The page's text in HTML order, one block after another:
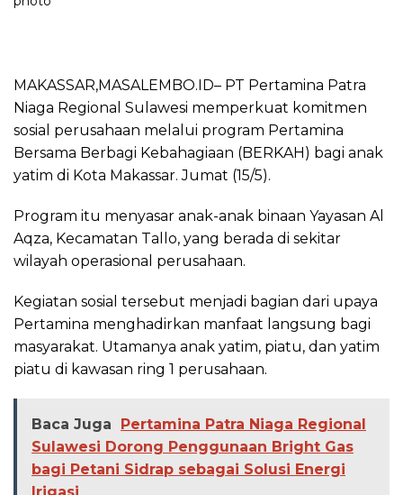
MAKASSAR,MASALEMBO.ID– PT Pertamina Patra
Niaga Regional Sulawesi memperkuat komitmen
sosial perusahaan melalui program Pertamina
Bersama Berbagi Kebahagiaan (BERKAH) bagi anak
yatim di Kota Makassar. Jumat (15/5).
Program itu menyasar anak-anak binaan Yayasan Al
Aqza, Kecamatan Tallo, yang berada di sekitar
wilayah operasional perusahaan.
Kegiatan sosial tersebut menjadi bagian dari upaya
Pertamina menghadirkan manfaat langsung bagi
masyarakat. Utamanya anak yatim, piatu, dan yatim
piatu di kawasan ring 1 perusahaan.
Baca Juga
Pertamina Patra Niaga Regional
Sulawesi Dorong Penggunaan Bright Gas
bagi Petani Sidrap sebagai Solusi Energi